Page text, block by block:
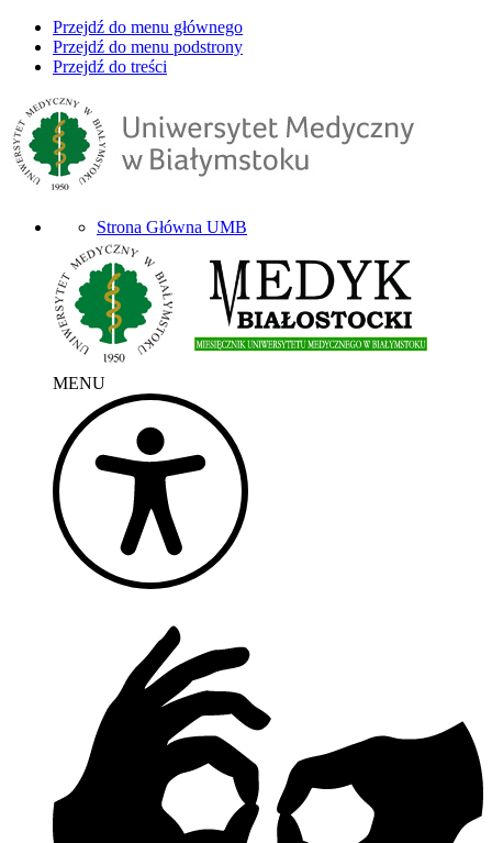
Przejdź do menu głównego
Przejdź do menu podstrony
Przejdź do treści
Strona Główna UMB
MENU